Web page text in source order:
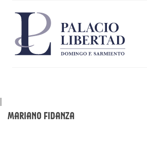
|
Mariano Fidanza